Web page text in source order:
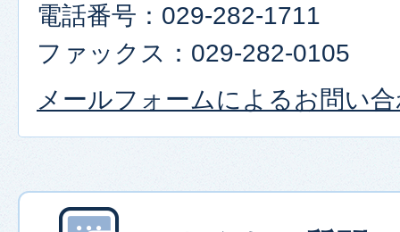
電話番号：029-282-1711
ファックス：029-282-0105
メールフォームによるお問い